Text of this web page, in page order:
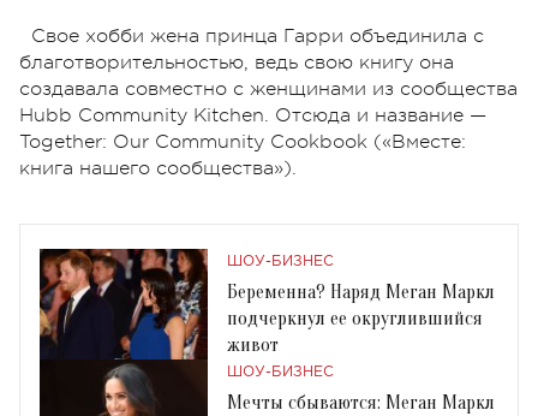
Свое хобби жена принца Гарри объединила с
благотворительностью, ведь свою книгу она
создавала совместно с женщинами из сообщества
Hubb Community Kitchen. Отсюда и название —
Together: Our Community Cookbook («Вместе:
книга нашего сообщества»).
ШОУ-БИЗНЕС
Беременна? Наряд Меган Маркл
подчеркнул ее округлившийся
живот
ШОУ-БИЗНЕС
Мечты сбываются: Меган Маркл